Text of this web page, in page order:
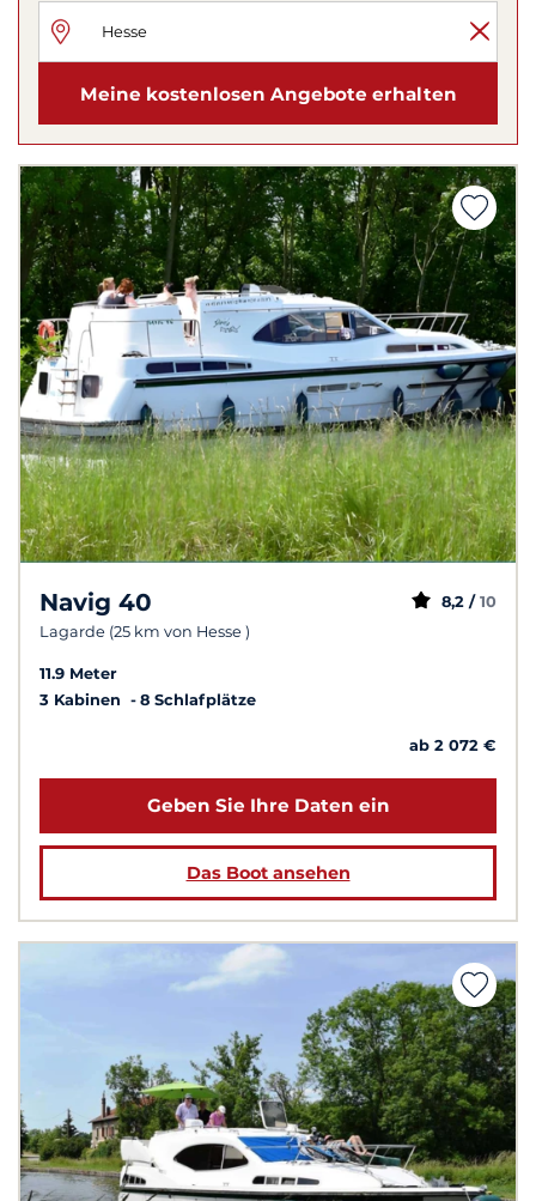
Meine kostenlosen Angebote erhalten
Navig 40
Lagarde (25 km von Hesse )
8,2 / 10
11.9 Meter
3 Kabinen
8 Schlafplätze
ab 2 072 €
Geben Sie Ihre Daten ein
Das Boot ansehen